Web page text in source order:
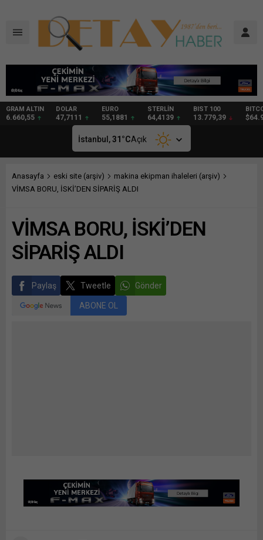
DOLAR
47,7111
EURO
55,1881
STERLİN
64,4139
BIST 100
13.779,39
BITCOIN
$64.987 97,57
İstanbul,31 °CAçık
Anasayfa eski site (arşiv)
makina ekipman ihaleleri (arşiv)
VİMSA BORU, İSKİ’DEN SİPARİŞ ALDI
VİMSA BORU, İSKİ’DEN
SİPARİŞ ALDI
Paylaş Tweetle Gönder
ABONE OL